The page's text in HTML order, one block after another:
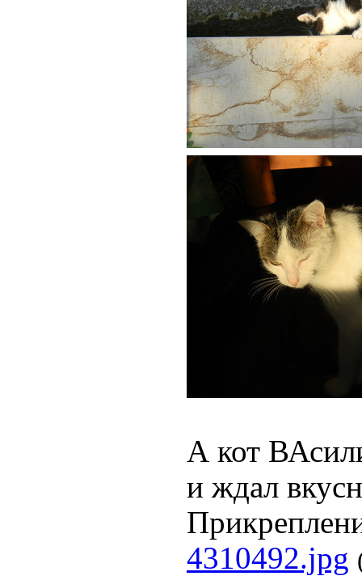
А кот
и ждал
4310492.jpg